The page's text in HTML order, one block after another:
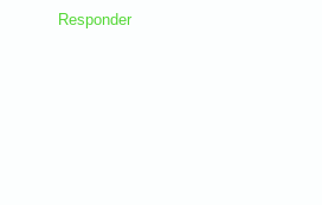
Responder